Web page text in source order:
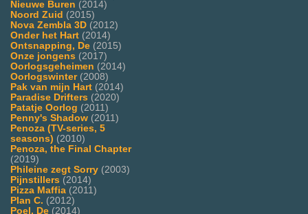
Nieuwe Buren (2014)
Noord Zuid (2015)
Nova Zembla 3D (2012)
Onder het Hart (2014)
Ontsnapping, De (2015)
Onze jongens (2017)
Oorlogsgeheimen (2014)
Oorlogswinter(2008)
Pak van mijn Hart (2014)
Paradise Drifters (2020)
Patatje Oorlog (2011)
Penny's Shadow (2011)
Penoza (TV-series, 5
seasons) (2010)
Penoza, the Final Chapter
(2019)
Phileine zegt Sorry (2003)
Pijnstillers (2014)
Pizza Maffia (2011)
Plan C. (2012)
Poel, De (2014)